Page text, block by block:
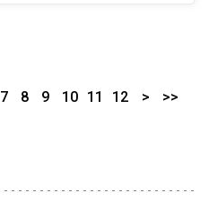
7 8 9 10 11 12 > >>